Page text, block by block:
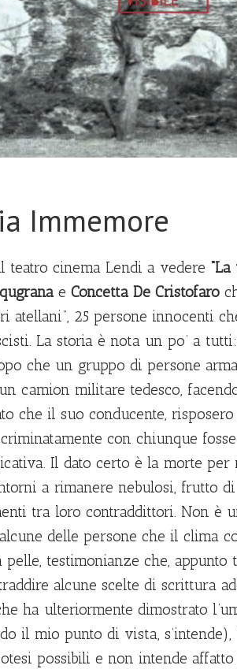
Immemore
teatro cinema Lendi a vedere
eConcetta De Cristofaro
atellani”, 25 persone innocenti
La storia è nota un po’ a
che un gruppo di persone
camion militare tedesco,
che il suo conducente,
con chiunque
Il dato certo è la morte per
a rimanere nebulosi, frutto
tra loro contraddittori. Non è
delle persone che il clima
testimonianze che,
alcune scelte di scrittura
ha ulteriormente dimostrato
il mio punto di vista,
possibili e non intende